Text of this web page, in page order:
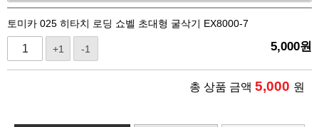
토미카 025 히타치 로딩 쇼벨 초대형 굴삭기 EX8000-7
+1 -1 5,000원
총 상품 금액 5,000 원